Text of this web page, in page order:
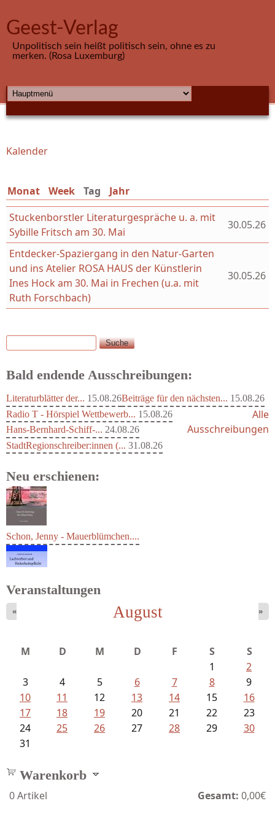
Geest-Verlag
Unpolitisch sein heißt politisch sein, ohne es zu
merken. (Rosa Luxemburg)
HAUPTMENÜ
Sie sind hier
Kalender
Monat Week Tag (aktiver Reiter)
Jahr
Stuckenborstler Literaturgespräche u. a. mit
Sybille Fritsch am 30. Mai
30.05.26
Entdecker-Spaziergang in den Natur-Garten
und ins Atelier ROSA HAUS der Künstlerin
Ines Hock am 30. Mai in Frechen (u.a. mit
Ruth Forschbach)
30.05.26
Suchformular
Suche
Bald endende Ausschreibungen:
Literaturblätter der... 15.08.26Beiträge für den nächsten... 15.08.26
Radio T - Hörspiel Wettbewerb... 15.08.26
Hans-Bernhard-Schiff-... 24.08.26
StadtRegionschreiber:innen (... 31.08.26
Alle
Ausschreibungen
Neu erschienen:
Schon, Jenny - Mauerblümchen....
Veranstaltungen
August
« »
M D M D F S
S
1
2
3
4 5 6 7 8
9
10
11 12 13 14 15
16
17
18 19 20 21 22
23
24
25 26 27 28 29
30
31
Warenkorb
0Artikel Gesamt: 0,00€